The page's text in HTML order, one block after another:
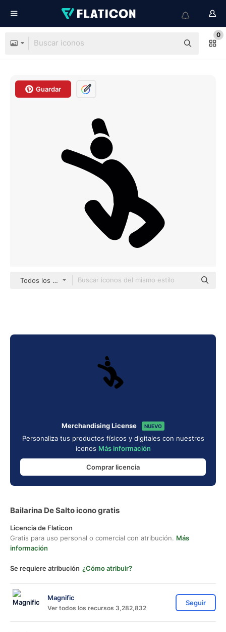
0
Guardar
Todos los estilos
Merchandising License NUEVO
Personaliza tus productos físicos y digitales con nuestros
iconos Más información
Comprar licencia
Bailarina De Salto icono gratis
Licencia de Flaticon
Gratis para uso personal o comercial con atribución. Más
información
Se requiere atribución ¿Cómo atribuir?
Magnific
Ver todos los recursos 3,282,832
Seguir